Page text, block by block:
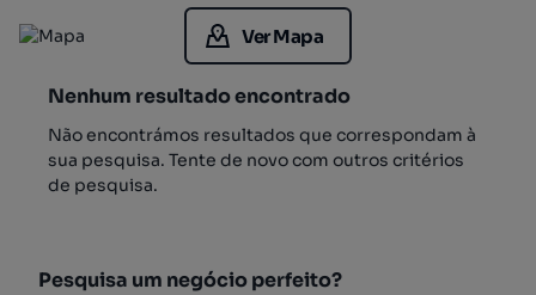
Ver Mapa
Nenhum resultado encontrado
Não encontrámos resultados que correspondam à
sua pesquisa. Tente de novo com outros critérios
de pesquisa.
Pesquisa um negócio perfeito?